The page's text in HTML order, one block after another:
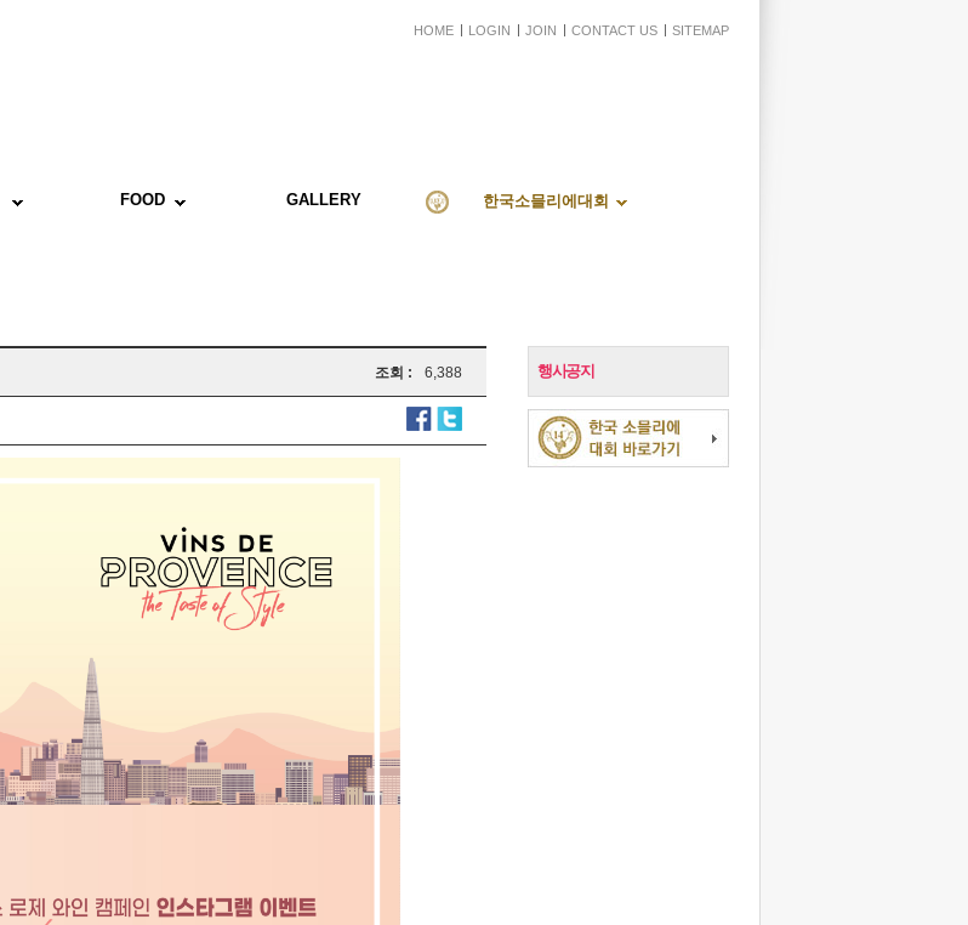
HOME LOGIN JOIN CONTACT US SITEMAP
FOOD GALLERY 한국소믈리에대회
조회 : 6,388 행사공지